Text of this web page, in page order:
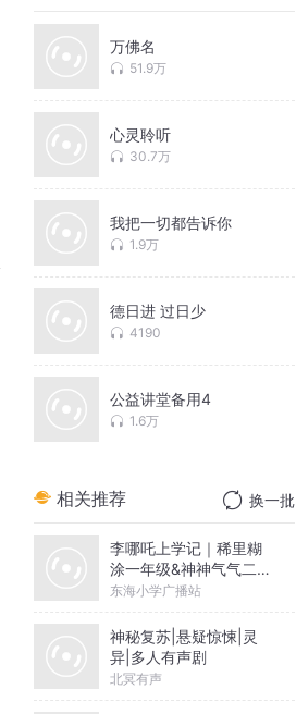
万佛名
51.9万
心灵聆听
30.7万
我把一切都告诉你
1.9万
德日进 过日少
4190
公益讲堂备用4
1.6万
相关推荐 换一批
李哪吒上学记｜稀里糊
涂一年级&神神气气二年
级
东海小学广播站
神秘复苏|悬疑惊悚|灵
异|多人有声剧
北冥有声